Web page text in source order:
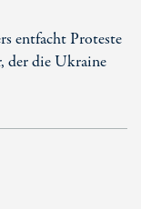
entfacht Proteste
der die Ukraine